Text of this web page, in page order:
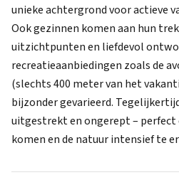
unieke achtergrond voor actieve
Ook gezinnen komen aan hun
uitzichtpunten en liefdevol
recreatieaanbiedingen zoals de
(slechts 400 meter van het
bijzonder gevarieerd.
uitgestrekt en ongerept –
komen en de natuur intensief te